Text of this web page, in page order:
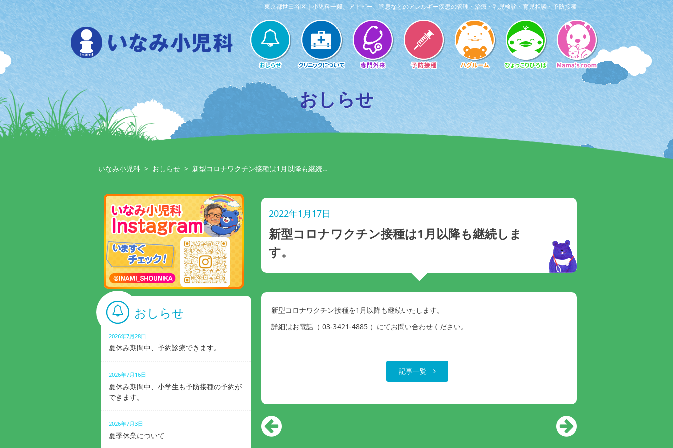
Skip
to
content
東京都世田谷区｜小児科一般、アトピー、喘息などのアレルギー疾患の管理・治療・乳児検診・育児相談・予防接種
おしらせ
いなみ小児科 > おしらせ > 新型コロナワクチン接種は1月以降も継続…
2022年1月17日
新型コロナワクチン接種は1月以降も継続しま
す。
新型コロナワクチン接種を1月以降も継続いたします。
詳細はお電話（ 03-3421-4885 ）にてお問い合わせください。
記事一覧
おしらせ
2026年7月28日
夏休み期間中、予約診療できます。
2026年7月16日
夏休み期間中、小学生も予防接種の予約が
できます。
2026年7月3日
夏季休業について